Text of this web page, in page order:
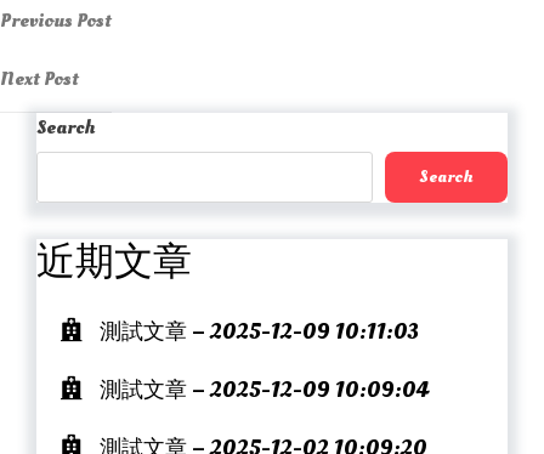
Post
navigation
Previous
Previous Post
Next
Post
Next Post
Search
Search
近期文章
測試文章 – 2025-12-09 10:11:03
測試文章 – 2025-12-09 10:09:04